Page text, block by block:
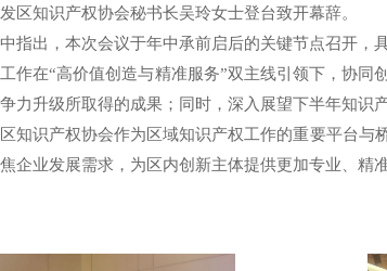
区知识产权协会秘书长吴玲女士登台致开幕辞。
指出，本次会议于年中承前启后的关键节点召开，
作在“高价值创造与精准服务”双主线引领下，协同
力升级所取得的成果；同时，深入展望下半年知识
知识产权协会作为区域知识产权工作的重要平台与
企业发展需求，为区内创新主体提供更加专业、精